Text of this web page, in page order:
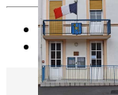
Précédent
Suivant